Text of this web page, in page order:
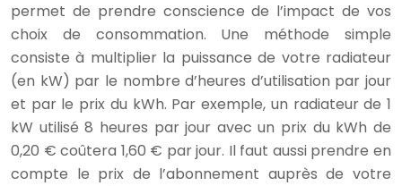
permet de prendre conscience de l’impact de vos
choix de consommation. Une méthode simple
consiste à multiplier la puissance de votre radiateur
(en kW) par le nombre d’heures d’utilisation par jour
et par le prix du kWh. Par exemple, un radiateur de 1
kW utilisé 8 heures par jour avec un prix du kWh de
0,20 € coûtera 1,60 € par jour. Il faut aussi prendre en
compte le prix de l’abonnement auprès de votre